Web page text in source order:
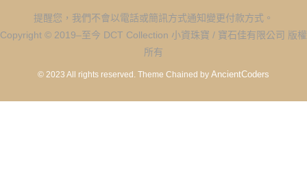
提醒您，我們不會以電話或簡訊方式通知變更付款方式。
Copyright © 2019–至今 DCT Collection 小資珠寶 / 寶石佳有限公司 版權
所有
© 2023 All rights reserved. Theme Chained by AncientCoders